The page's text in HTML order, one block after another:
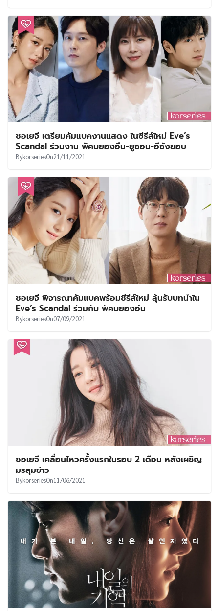
ซอเยจี เตรียมคัมแบคงานแสดง ในซีรีส์ใหม่ Eve’s
Scandal ร่วมงาน พัคบยองอึน-ยูซอน-อีซังยอบ
BykorseriesOn21/11/2021
ซอเยจี พิจารณาคัมแบคพร้อมซีรีส์ใหม่ ลุ้นรับบทนำใน
Eve’s Scandal ร่วมกับ พัคบยองอึน
BykorseriesOn07/09/2021
ซอเยจี เคลื่อนไหวครั้งแรกในรอบ 2 เดือน หลังเผชิญ
มรสุมข่าว
BykorseriesOn11/06/2021